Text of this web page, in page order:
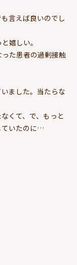
言えば良いのでし
嬉しい。
た患者の過剰接触
ました。当たらな
くて、で、もっと
ていたのに…